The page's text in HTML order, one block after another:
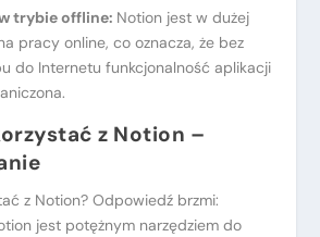
trybie offline: Notion jest w dużej
pracy online, co oznacza, że ​​bez
do Internetu funkcjonalność aplikacji
z Notion –
z Notion? Odpowiedź brzmi:
jest potężnym narzędziem do